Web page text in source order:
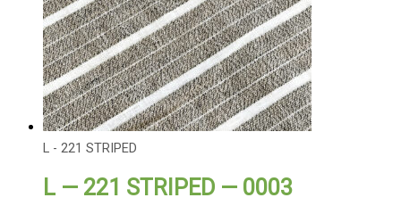
L - 221 STRIPED
L — 221 STRIPED — 0003